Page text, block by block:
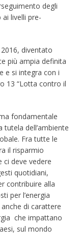
degli
ai livelli pre-
diventato
più ampia definita
e si integra con i
13 “Lotta contro il
fondamentale
dell’ambiente
Fra tutte le
il risparmio
ci deve vedere
quotidiani,
contribuire alla
per l’energia
di carattere
che impattano
sul mondo